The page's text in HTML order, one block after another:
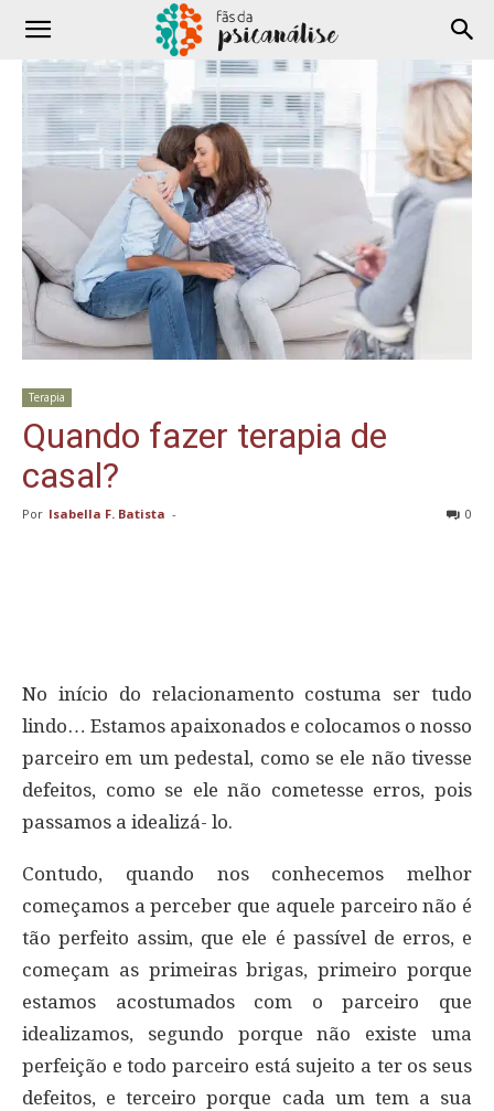
Terapia
Quando fazer terapia de
casal?
Por Isabella F. Batista - 0
No início do relacionamento costuma ser tudo
lindo… Estamos apaixonados e colocamos o nosso
parceiro em um pedestal, como se ele não tivesse
defeitos, como se ele não cometesse erros, pois
passamos a idealizá- lo.
Contudo, quando nos conhecemos melhor
começamos a perceber que aquele parceiro não é
tão perfeito assim, que ele é passível de erros, e
começam as primeiras brigas, primeiro porque
estamos acostumados com o parceiro que
idealizamos, segundo porque não existe uma
perfeição e todo parceiro está sujeito a ter os seus
defeitos, e terceiro porque cada um tem a sua